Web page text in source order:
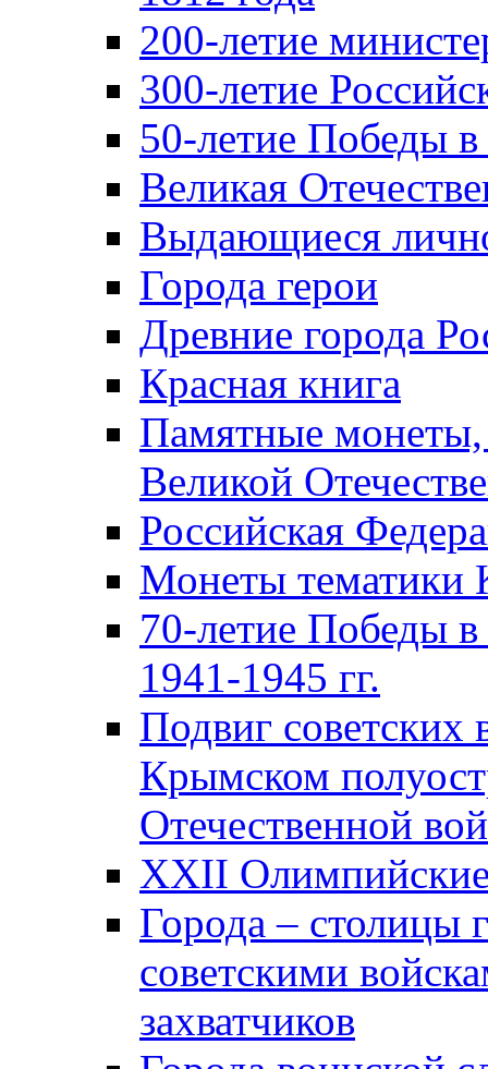
200-летие
300-летие
50-летие Победы
Великая
Выдающиеся
Города герои
Древние города
Красная книга
Памятные
Великой
Российская
Монеты тематики
70-летие Победы
1941-1945 гг.
Подвиг советских
Крымском
Отечественной
XXII
Города – столицы
советскими
захватчиков